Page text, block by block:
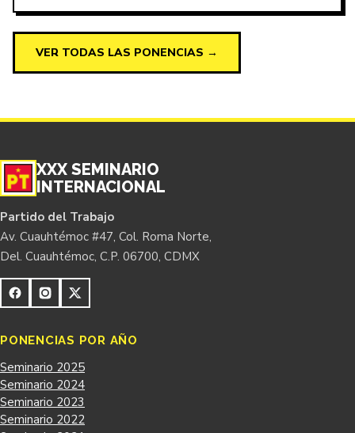
VER TODAS LAS PONENCIAS →
XXX SEMINARIO
INTERNACIONAL
Partido del Trabajo
Av. Cuauhtémoc #47, Col. Roma Norte,
Del. Cuauhtémoc, C.P. 06700, CDMX
PONENCIAS POR AÑO
Seminario 2025
Seminario 2024
Seminario 2023
Seminario 2022